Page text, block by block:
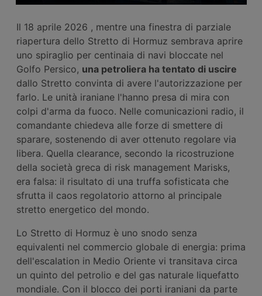
Il 18 aprile 2026 , mentre una finestra di parziale
riapertura dello Stretto di Hormuz sembrava aprire
uno spiraglio per centinaia di navi bloccate nel
Golfo Persico, una petroliera ha tentato di uscire
dallo Stretto convinta di avere l'autorizzazione per
farlo. Le unità iraniane l'hanno presa di mira con
colpi d'arma da fuoco. Nelle comunicazioni radio, il
comandante chiedeva alle forze di smettere di
sparare, sostenendo di aver ottenuto regolare via
libera. Quella clearance, secondo la ricostruzione
della società greca di risk management Marisks,
era falsa: il risultato di una truffa sofisticata che
sfrutta il caos regolatorio attorno al principale
stretto energetico del mondo.
Lo Stretto di Hormuz è uno snodo senza
equivalenti nel commercio globale di energia: prima
dell'escalation in Medio Oriente vi transitava circa
un quinto del petrolio e del gas naturale liquefatto
mondiale. Con il blocco dei porti iraniani da parte